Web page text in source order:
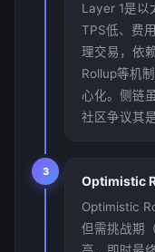
Layer 1是以
TPS低、费
理交易，依
Rollup等机
心化。侧链
社区争议其
3
Optimistic
Optimistic
但需挑战期